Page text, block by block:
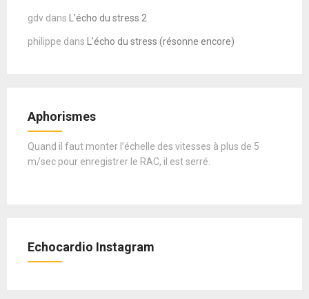
gdv dans L’écho du stress 2
philippe dans L’écho du stress (résonne encore)
Aphorismes
Quand il faut monter l’échelle des vitesses à plus de 5
m/sec pour enregistrer le RAC, il est serré.
Echocardio Instagram